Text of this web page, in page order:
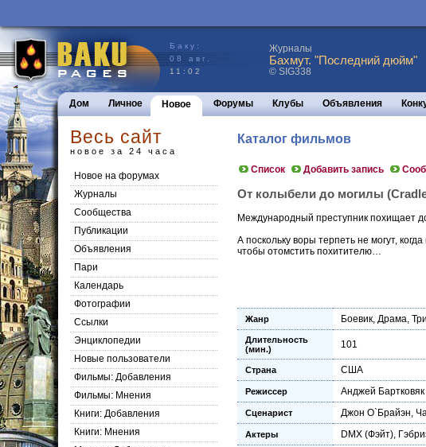
Баку:
08 авг.
11:02
Журналы
Бахмут. "Последний дюйм"
© SIG338
Дом Личное Новое Форумы Клубы Объявления
Весь сайт
новое за 24 часа
Новое на форумах
Журналы
Сообщества
Публикации
Объявления
Пари
Календарь
Фотографии
Ссылки
Энциклопедии
Новые пользователи
Фильмы: Добавления
Фильмы: Мнения
Книги: Добавления
Книги: Мнения
Каталог фильмов
Список Добавить запись
От колыбели до могилы (Cradle
Международный преступник похищает
А поскольку воры терпеть не могут,
чтобы отомстить похитителю…
Жанр Боевик, Драма,
Длительность
(мин.)
101
Страна США
Режиссер Анджей Бартковяк
Сценарист Джон О`Брайэн,
Актеры DMX (Фэйт),